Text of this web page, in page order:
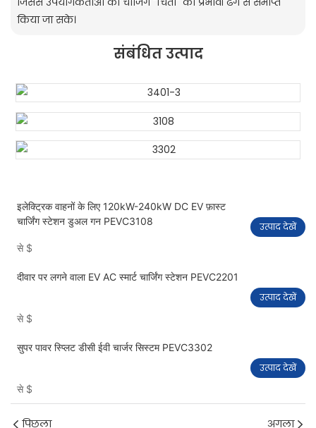
किया जा सके।
संबंधित उत्पाद
इलेक्ट्रिक वाहनों के लिए 120kW-240kW DC EV फ़ास्ट
चार्जिंग स्टेशन डुअल गन PEVC3108
से $
उत्पाद देखें
दीवार पर लगने वाला EV AC स्मार्ट चार्जिंग स्टेशन PEVC2201
से $
उत्पाद देखें
सुपर पावर स्प्लिट डीसी ईवी चार्जर सिस्टम PEVC3302
से $
उत्पाद देखें
पिछला अगला